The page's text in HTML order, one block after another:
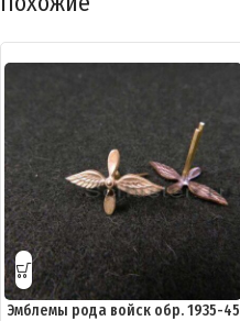
Эмблемы рода войск обр. 1935-45